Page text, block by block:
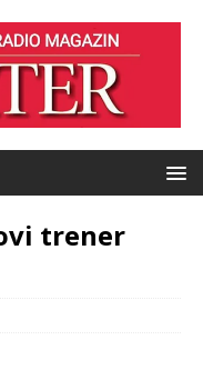
trener